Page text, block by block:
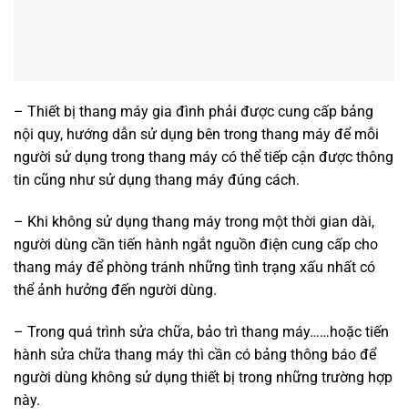
– Thiết bị thang máy gia đình phải được cung cấp bảng
nội quy, hướng dẫn sử dụng bên trong thang máy để mỗi
người sử dụng trong thang máy có thể tiếp cận được thông
tin cũng như sử dụng thang máy đúng cách.
– Khi không sử dụng thang máy trong một thời gian dài,
người dùng cần tiến hành ngắt nguồn điện cung cấp cho
thang máy để phòng tránh những tình trạng xấu nhất có
thể ảnh hưởng đến người dùng.
– Trong quá trình sửa chữa, bảo trì thang máy……hoặc tiến
hành sửa chữa thang máy thì cần có bảng thông báo để
người dùng không sử dụng thiết bị trong những trường hợp
này.